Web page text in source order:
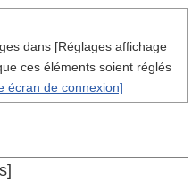
dans [Réglages affichage
ces éléments soient réglés
écran de connexion]